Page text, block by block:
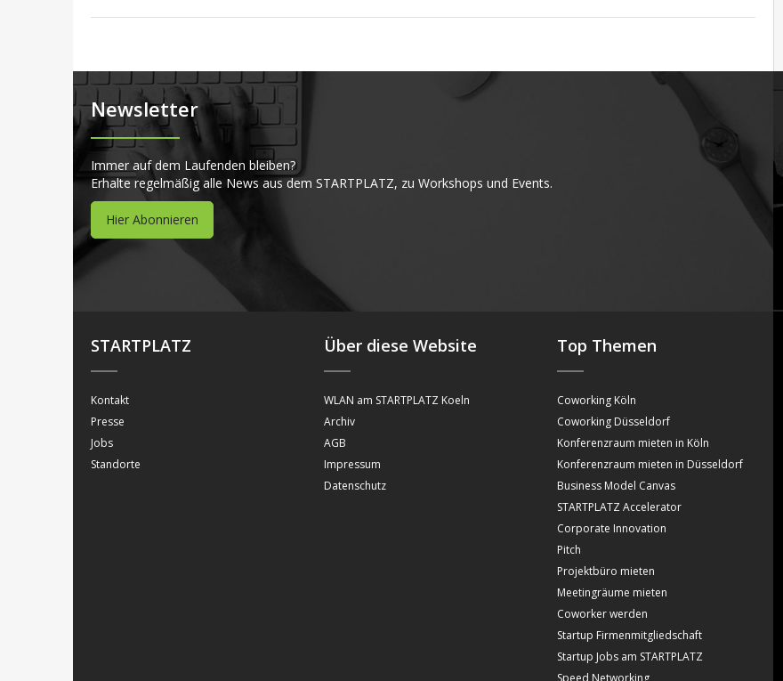
Newsletter
Immer auf dem Laufenden bleiben?
Erhalte regelmäßig alle News aus dem STARTPLATZ, zu Workshops und Events.
Hier Abonnieren
STARTPLATZ
Kontakt
Presse
Jobs
Standorte
Über diese Website
WLAN am STARTPLATZ Koeln
Archiv
AGB
Impressum
Datenschutz
Top Themen
Coworking Köln
Coworking Düsseldorf
Konferenzraum mieten in Köln
Konferenzraum mieten in Düsseldorf
Business Model Canvas
STARTPLATZ Accelerator
Corporate Innovation
Pitch
Projektbüro mieten
Meetingräume mieten
Coworker werden
Startup Firmenmitgliedschaft
Startup Jobs am STARTPLATZ
Speed Networking